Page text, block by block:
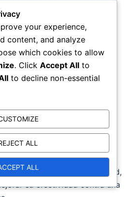
la importancia de la
los jugadores a leer el juego a
Esta adaptabilidad puede
significativa en situaciones de
practicar varios
encontrar contra diferentes
puede incluir ejercicios
específicas de partidos,
sentirse cómodos
y estrategias sobre la
mentalidad de adaptabilidad,
su efectividad contra una
your experience,
content, and analyze
which cookies to allow
. Click Accept All to
to decline non-essential
ALL
ALL